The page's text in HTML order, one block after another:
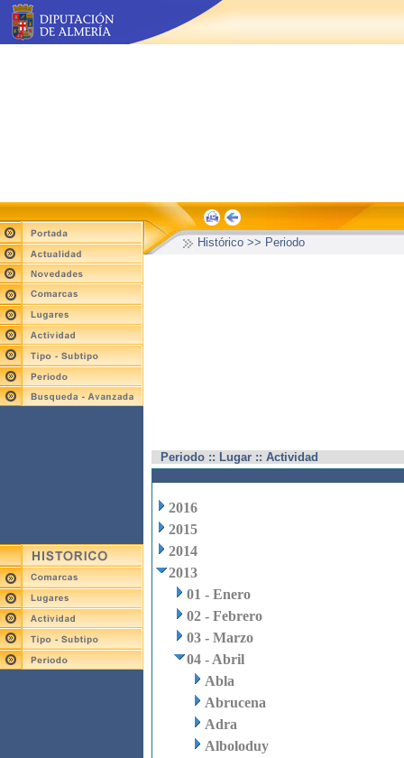
Histórico >> Periodo
Periodo :: Lugar :: Actividad
2016
2015
2014
2013
01 - Enero
02 - Febrero
03 - Marzo
04 - Abril
Abla
Abrucena
Adra
Alboloduy